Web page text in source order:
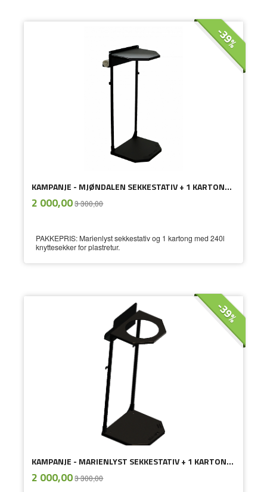
KAMPANJE - MJØNDALEN SEKKESTATIV + 1 KARTONG MED 240 AVFALLSEKKER
Tilbud
2 000,003 300,00
-39%
mva.
PAKKEPRIS: Marienlyst sekkestativ og 1 kartong med 240l
knyttesekker for plastretur.
KAMPANJE - MARIENLYST SEKKESTATIV + 1 KARTONG MED 240l SEKKER FOR RETURPLAST
Tilbud
2 000,003 300,00
-39%
mva.